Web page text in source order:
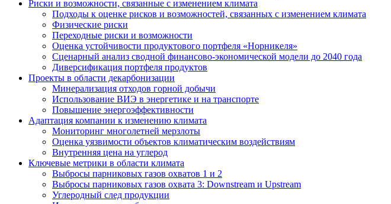
Риски и возможности, связанные с изменением климата
Подходы к оценке рисков и возможностей, связанных с изменением климата
Физические риски
Переходные риски и возможности
Оценка устойчивости продуктового портфеля «Норникеля»
Сценарный анализ сводной финансово-экономической модели до 2040 года
Диверсификация портфеля продуктов
Проекты в области декарбонизации
Минерализация отходов горной добычи
Использование ВИЭ в энергетике и на транспорте
Повышение энергоэффективности
Адаптация компании к изменению климата
Мониторинг многолетней мерзлоты
Оценка уязвимости объектов климатическим воздействиям
Внутренняя цена на углерод
Ключевые метрики в области климата
Выбросы парниковых газов охватов 1 и 2
Выбросы парниковых газов охвата 3: Downstream и Upstream
Углеродный след продукции